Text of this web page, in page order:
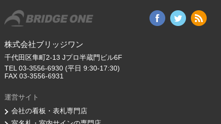
株式会社ブリッジワン
千代田区隼町2-13 Jプロ半蔵門ビル6F
TEL 03-3556-6930 (平日 9:30-17:30)
FAX 03-3556-6931
運営サイト
会社の看板・表札専門店